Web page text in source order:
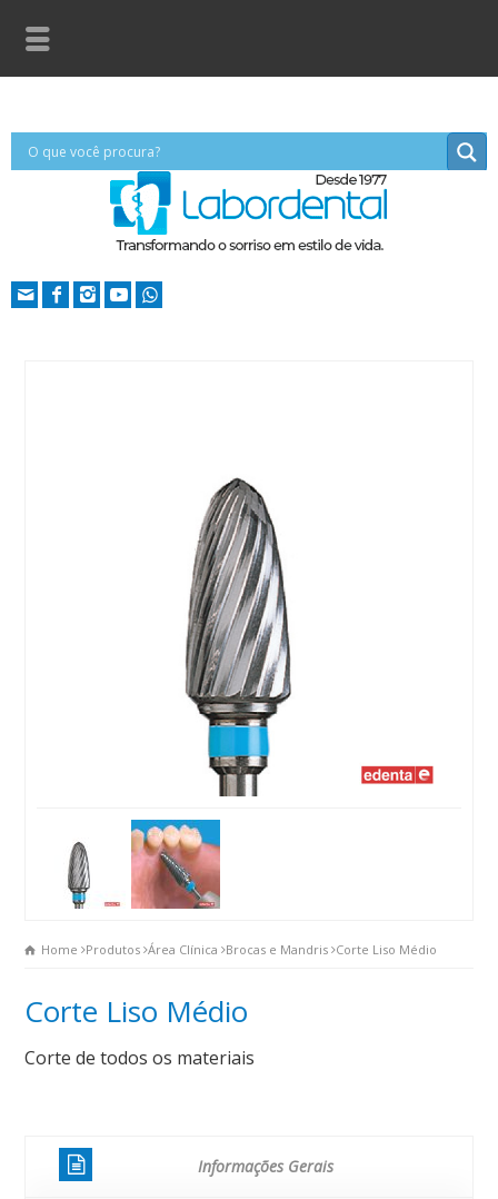
Home Produtos Área Clínica Brocas e Mandris Corte Liso Médio
Corte Liso Médio
Corte de todos os materiais
Informações Gerais